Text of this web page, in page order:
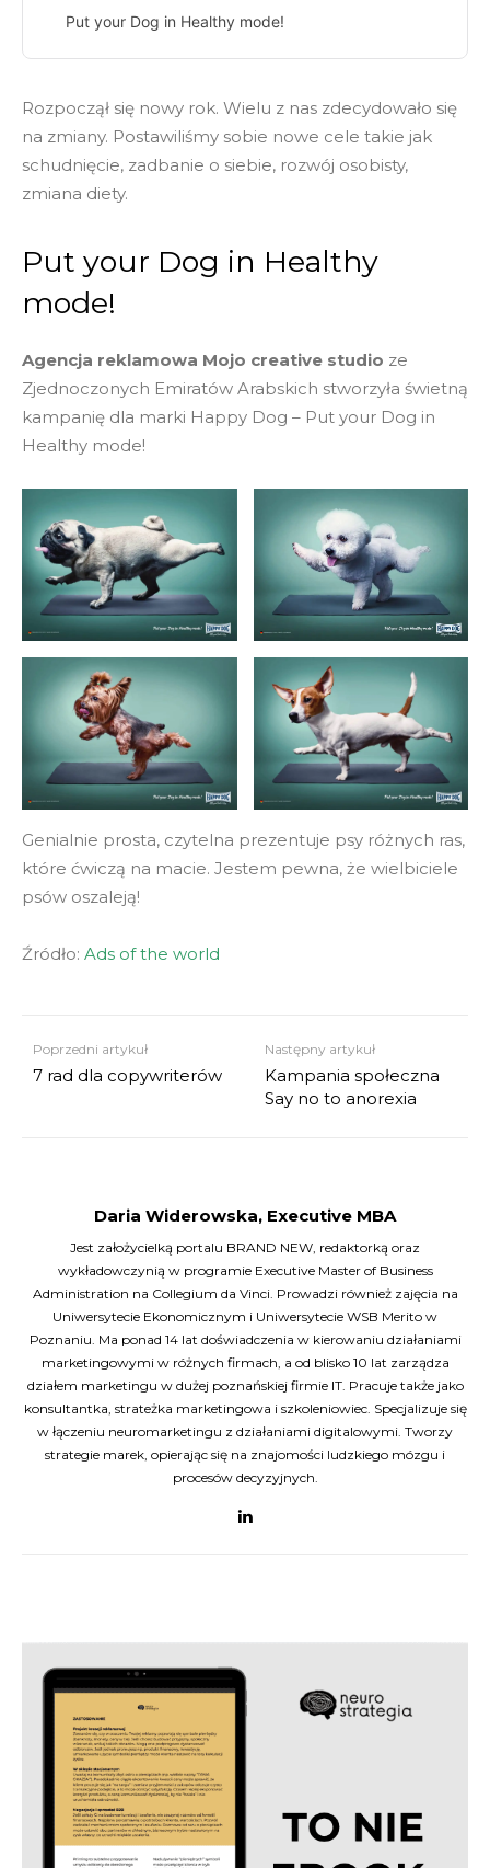
Put your Dog in Healthy mode!
Rozpoczął się nowy rok. Wielu z nas zdecydowało się
na zmiany. Postawiliśmy sobie nowe cele takie jak
schudnięcie, zadbanie o siebie, rozwój osobisty,
zmiana diety.
Put your Dog in Healthy
mode!
Agencja reklamowa Mojo creative studio ze
Zjednoczonych Emiratów Arabskich stworzyła świetną
kampanię dla marki Happy Dog – Put your Dog in
Healthy mode!
Genialnie prosta, czytelna prezentuje psy różnych ras,
które ćwiczą na macie. Jestem pewna, że wielbiciele
psów oszaleją!
Źródło: Ads of the world
Poprzedni artykuł
7 rad dla copywriterów
Następny artykuł
Kampania społeczna
Say no to anorexia
Daria Widerowska, Executive MBA
Jest założycielką portalu BRAND NEW, redaktorką oraz
wykładowczynią w programie Executive Master of Business
Administration na Collegium da Vinci. Prowadzi również zajęcia na
Uniwersytecie Ekonomicznym i Uniwersytecie WSB Merito w
Poznaniu. Ma ponad 14 lat doświadczenia w kierowaniu działaniami
marketingowymi w różnych firmach, a od blisko 10 lat zarządza
działem marketingu w dużej poznańskiej firmie IT. Pracuje także jako
konsultantka, strateżka marketingowa i szkoleniowiec. Specjalizuje się
w łączeniu neuromarketingu z działaniami digitalowymi. Tworzy
strategie marek, opierając się na znajomości ludzkiego mózgu i
procesów decyzyjnych.